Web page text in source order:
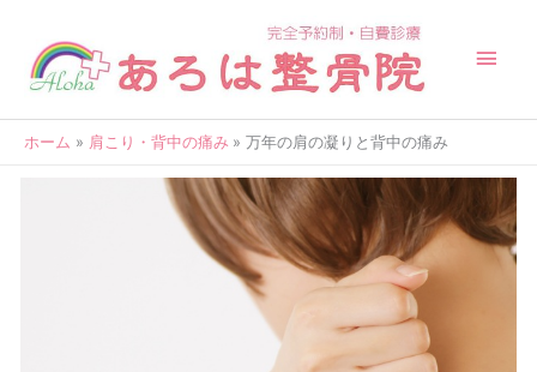
イ
ン
ニ
ュ
ホーム 肩こり・背中の痛み 万年の肩の凝りと背中の痛み